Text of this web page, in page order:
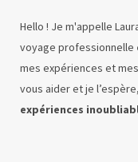
Hello ! Je m'appelle
voyage professionnelle
mes expériences et
vous aider et je
expériences